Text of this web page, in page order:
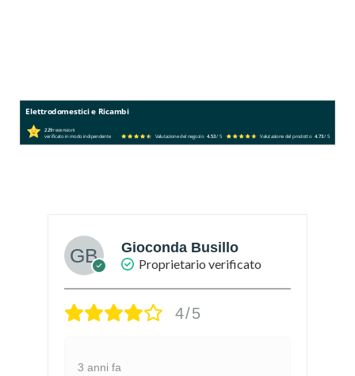
Elettrodomestici e Ricambi
229recensioni
verificato in modo indipendente
Valutazione del negozio 4.53/ 5 Valutazione del prodotto 4.73/ 5
Gioconda Busillo
Proprietario verificato
4/5
3 anni fa